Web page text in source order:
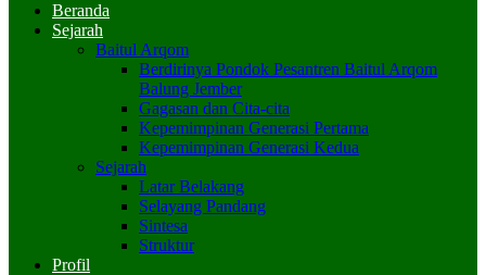
Beranda
Sejarah
Baitul Arqom
Berdirinya Pondok Pesantren Baitul Arqom
Balung Jember
Gagasan dan Cita-cita
Kepemimpinan Generasi Pertama
Kepemimpinan Generasi Kedua
Sejarah
Latar Belakang
Selayang Pandang
Sintesa
Struktur
Profil